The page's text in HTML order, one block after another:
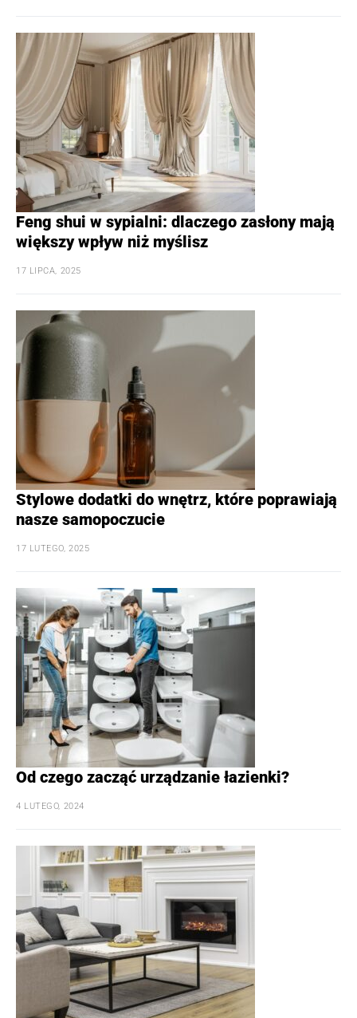
Feng shui w sypialni: dlaczego zasłony mają
większy wpływ niż myślisz
17 LIPCA, 2025
Stylowe dodatki do wnętrz, które poprawiają
nasze samopoczucie
17 LUTEGO, 2025
Od czego zacząć urządzanie łazienki?
4 LUTEGO, 2024